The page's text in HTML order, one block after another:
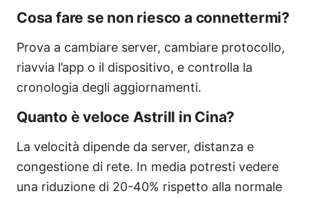
Cosa fare se non riesco a connettermi?
Prova a cambiare server, cambiare protocollo,
riavvia l’app o il dispositivo, e controlla la
cronologia degli aggiornamenti.
Quanto è veloce Astrill in Cina?
La velocità dipende da server, distanza e
congestione di rete. In media potresti vedere
una riduzione di 20-40% rispetto alla normale